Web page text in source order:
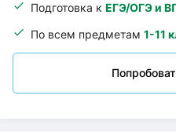
Подготовка к ЕГЭ/ОГЭ и
По всем предметам 1-11